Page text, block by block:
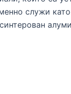
служи като